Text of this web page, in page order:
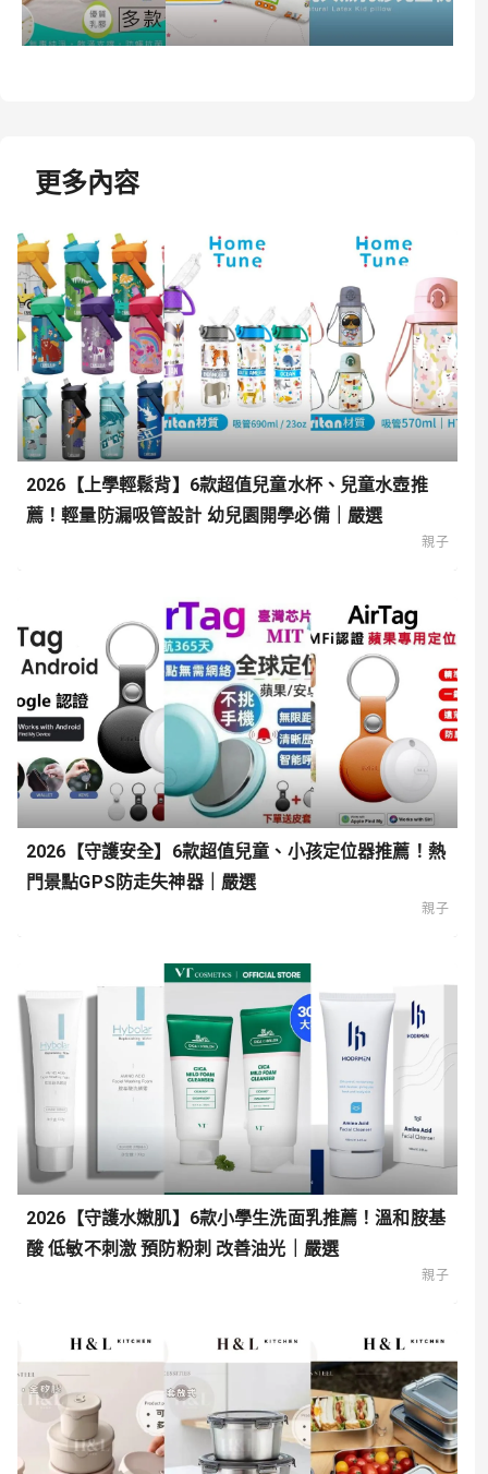
更多內容
2026【上學輕鬆背】6款超值兒童水杯、兒童水壺推
薦！輕量防漏吸管設計 幼兒園開學必備｜嚴選
親子
2026【守護安全】6款超值兒童、小孩定位器推薦！熱
門景點GPS防走失神器｜嚴選
親子
2026【守護水嫩肌】6款小學生洗面乳推薦！溫和胺基
酸 低敏不刺激 預防粉刺 改善油光｜嚴選
親子